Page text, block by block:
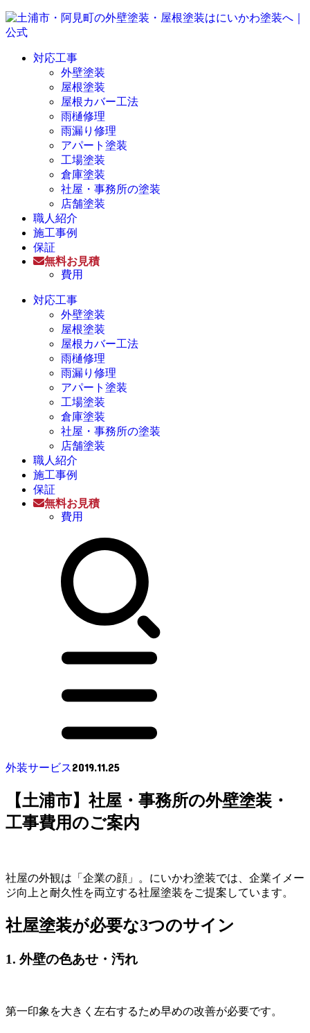
対応工事
外壁塗装
屋根塗装
屋根カバー工法
雨樋修理
雨漏り修理
アパート塗装
工場塗装
倉庫塗装
社屋・事務所の塗装
店舗塗装
職人紹介
施工事例
保証
無料お見積
費用
対応工事
外壁塗装
屋根塗装
屋根カバー工法
雨樋修理
雨漏り修理
アパート塗装
工場塗装
倉庫塗装
社屋・事務所の塗装
店舗塗装
職人紹介
施工事例
保証
無料お見積
費用
外装サービス2019.11.25
【土浦市】社屋・事務所の外壁塗装・
工事費用のご案内
社屋の外観は「企業の顔」。にいかわ塗装では、企業イメー
ジ向上と耐久性を両立する社屋塗装をご提案しています。
社屋塗装が必要な3つのサイン
1. 外壁の色あせ・汚れ
第一印象を大きく左右するため早めの改善が必要です。